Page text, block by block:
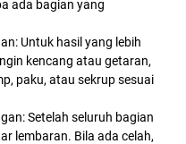
ada bagian yang
Untuk hasil yang lebih
kencang atau getaran,
paku, atau sekrup sesuai
Setelah seluruh bagian
lembaran. Bila ada celah,